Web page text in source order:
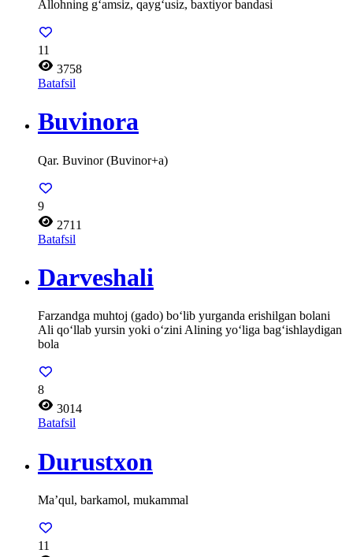
Allohning g‘amsiz, qayg‘usiz, baxtiyor bandasi
11
3758
Batafsil
Buvinora
Qar. Buvinor (Buvinor+a)
9
2711
Batafsil
Darveshali
Farzandga muhtoj (gado) bo‘lib yurganda erishilgan bolani
Ali qo‘llab yursin yoki o‘zini Alining yo‘liga bag‘ishlaydigan
bola
8
3014
Batafsil
Durustxon
Ma’qul, barkamol, mukammal
11